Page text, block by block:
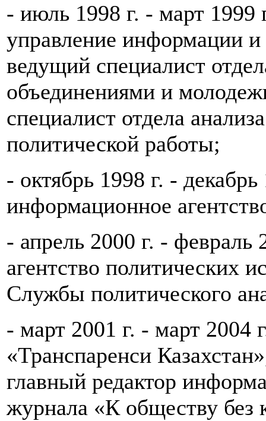
- июль 1998 г. - март 1999
управление информации и
ведущий специалист
объединениями и
специалист отдела
политической работы;
- октябрь 1998 г. -
информационное
- апрель 2000 г. - февраль
агентство политических
Службы политического
- март 2001 г. - март
«Транспаренси
главный редактор
журнала «К обществу без